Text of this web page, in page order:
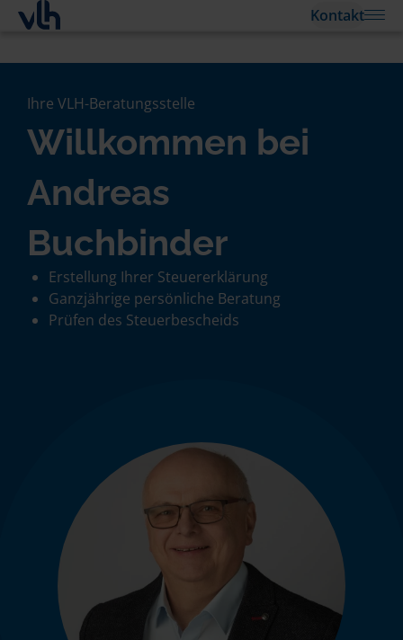
Kontakt
Ihre VLH-Beratungsstelle
Willkommen bei
Andreas
Buchbinder
Erstellung Ihrer Steuererklärung
Ganzjährige persönliche Beratung
Prüfen des Steuerbescheids